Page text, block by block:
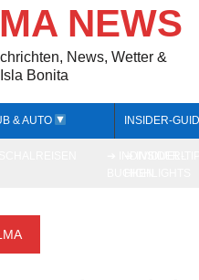
NEWS
News, Wetter &
Bonita
& AUTO INSIDER-